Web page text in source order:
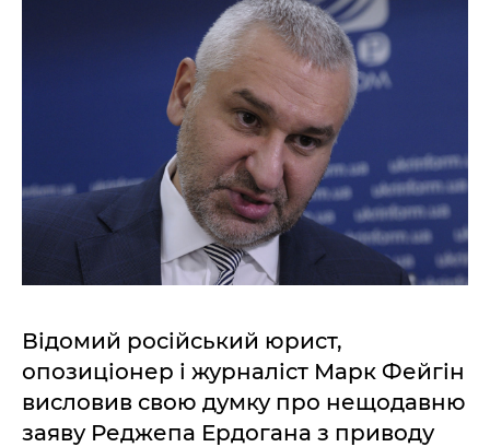
Відомий російський юрист,
опозиціонер і журналіст Марк Фейгін
висловив свою думку про нещодавню
заяву Реджепа Ердогана з приводу